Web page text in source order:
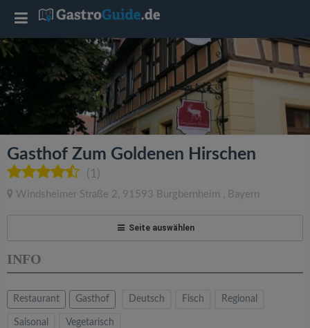
Gasthof Zum Goldenen Hirschen
(1)
Windsheimer Straße 2, 91593 Burgbernheim , Bayern
Seite auswählen
INFO
Restaurant Gasthof Deutsch Fisch Regional
Saisonal Vegetarisch
T
l
e
a
v